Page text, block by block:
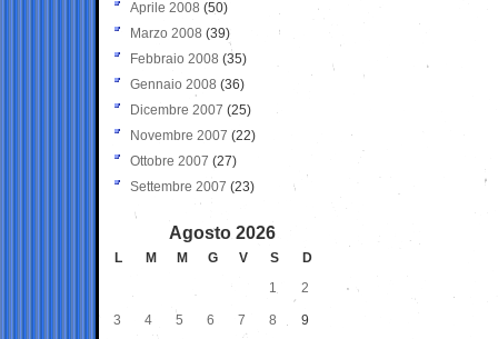
Aprile 2008 (50)
Marzo 2008 (39)
Febbraio 2008 (35)
Gennaio 2008 (36)
Dicembre 2007 (25)
Novembre 2007 (22)
Ottobre 2007 (27)
Settembre 2007 (23)
Agosto 2026
L M M G V S
D
1
2
3 4 5 6 7 8 9